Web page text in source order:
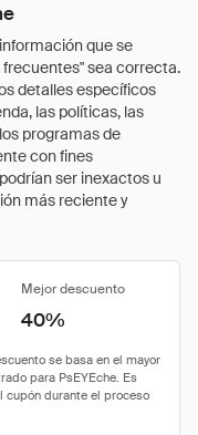
que se
sea correcta.
detalles específicos
las políticas, las
programas de
con fines
ser inexactos u
más reciente y
Mejor descuento
40%